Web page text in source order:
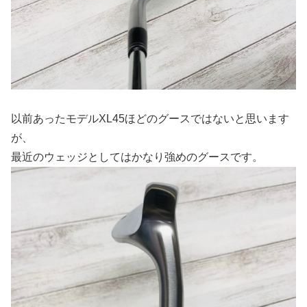
以前あったモデルXL45ほどのグースではないと思います
が、
最近のウェッジとしてはかなり強めのグースです。